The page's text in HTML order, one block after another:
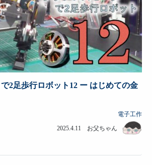
2足歩行ロボット12 ー はじめての金
電子工作
2025.4.11 お父ちゃん